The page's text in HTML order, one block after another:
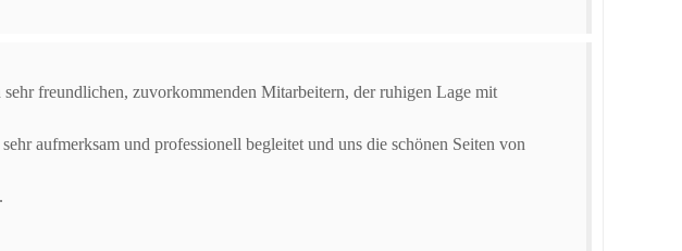
freundlichen, zuvorkommenden Mitarbeitern, der ruhigen Lage mit
aufmerksam und professionell begleitet und uns die schönen Seiten von